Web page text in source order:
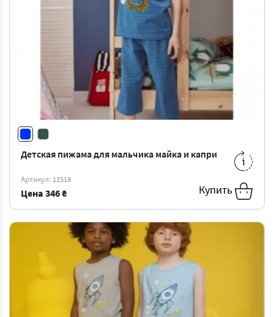
Детская пижама для мальчика майка и капри
Артикул: 11518
Цена 346 ₴ Купить
2/3 - 346 ₴ 4/5 - 381 ₴
6/7 416 ₴